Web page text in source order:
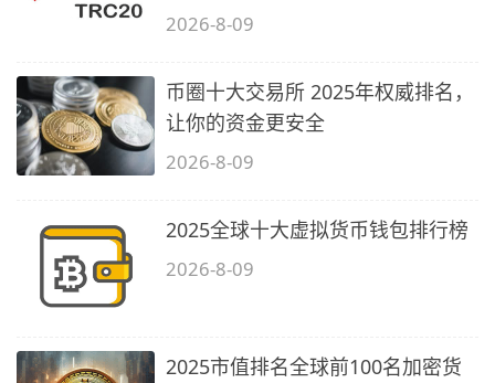
2026-8-09
币圈十大交易所 2025年权威排名，
让你的资金更安全
2026-8-09
2025全球十大虚拟货币钱包排行榜
2026-8-09
2025市值排名全球前100名加密货